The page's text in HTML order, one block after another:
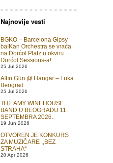
Najnovije vesti
BGKO – Barcelona Gipsy
balKan Orchestra se vraća
na Dorćol Platz u okviru
Dorćol Sessions-a!
25 Jul 2026
Altın Gün @ Hangar – Luka
Beograd
25 Jul 2026
THE AMY WINEHOUSE
BAND U BEOGRADU 11.
SEPTEMBRA 2026.
19 Jun 2026
OTVOREN JE KONKURS
ZA MUZIČARE ,,BEZ
STRAHA“
20 Apr 2026